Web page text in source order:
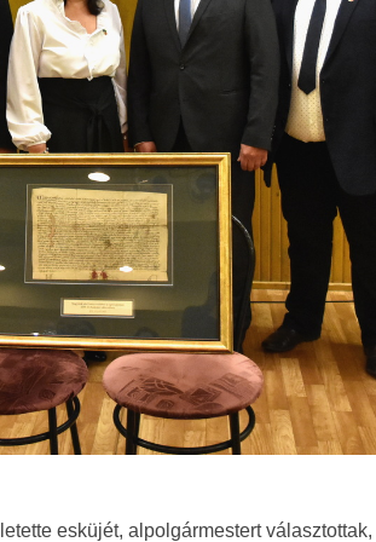
esküjét, alpolgármestert